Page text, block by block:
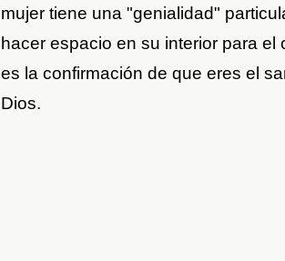
mujer tiene una "genialidad"
hacer espacio en su interior para el
es la confirmación de que eres el
Dios.